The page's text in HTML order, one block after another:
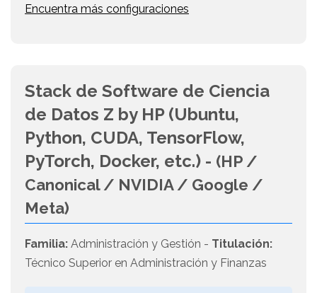
Encuentra más configuraciones
Stack de Software de Ciencia
de Datos Z by HP (Ubuntu,
Python, CUDA, TensorFlow,
PyTorch, Docker, etc.) - (HP /
Canonical / NVIDIA / Google /
Meta)
Familia: Administración y Gestión - Titulación:
Técnico Superior en Administración y Finanzas